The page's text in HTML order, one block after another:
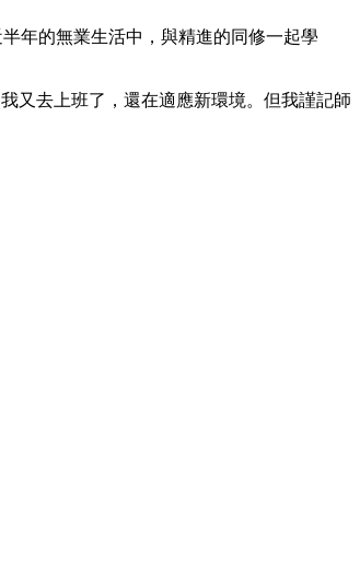
年的無業生活中，與精進的同修一起學
又去上班了，還在適應新環境。但我謹記師